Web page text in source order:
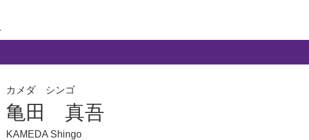
カメダ シンゴ
亀田 真吾
KAMEDA Shingo